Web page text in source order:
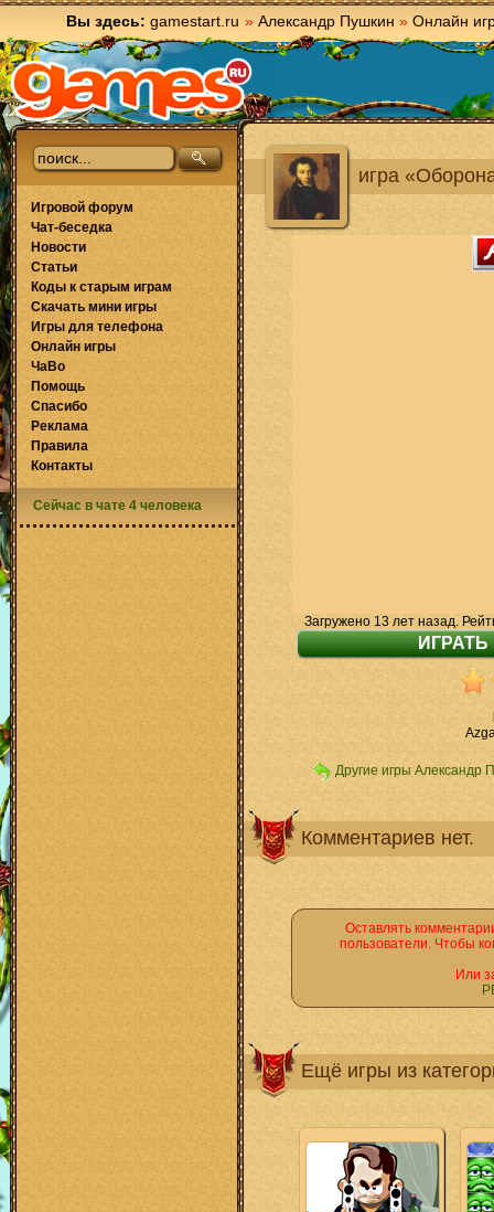
Вы здесь: gamestart.ru » Александр Пушкин » Онлайн
игра
Загружено 13 лет назад.
Другие игры Александр
Комментариев нет.
Оставлять
пользователи. Чтобы
Или
Ещё игры из
Игровой форум
Чат-беседка
Новости
Статьи
Коды к старым играм
Скачать мини игры
Игры для телефона
Онлайн игры
ЧаВо
Помощь
Спасибо
Реклама
Правила
Контакты
Сейчас в чате 4 человека